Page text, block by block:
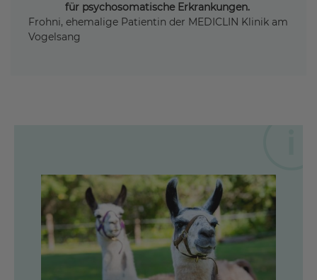
für psychosomatische Erkrankungen.
Frohni, ehemalige Patientin der MEDICLIN Klinik am
Vogelsang